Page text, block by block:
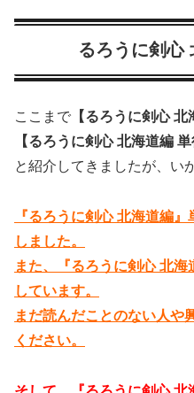
るろうに剣心
ここまで 【るろうに剣心 北
【るろうに剣心 北海道編
と紹介してきましたが、い
『るろうに剣心 北海道編
しました。
また、『るろうに剣心 北
しています。
まだ読んだことのない人や
ください。